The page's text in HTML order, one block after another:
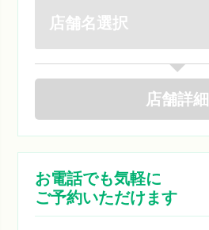
店舗詳細
お電話でも気軽に
ご予約いただけます